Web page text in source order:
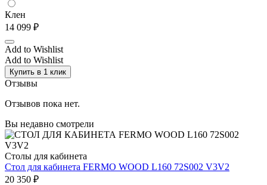
Клен
14 099 ₽
Add to Wishlist
Add to Wishlist
Купить в 1 клик
Отзывы
Отзывов пока нет.
Вы недавно смотрели
Столы для кабинета
Стол для кабинета FERMO WOOD L160 72S002 V3V2
20 350 ₽